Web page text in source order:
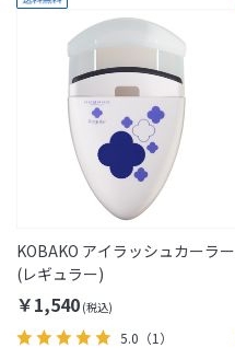
KOBAKO アイラッシュカーラー
(レギュラー)
￥1,540
5.0 （1）